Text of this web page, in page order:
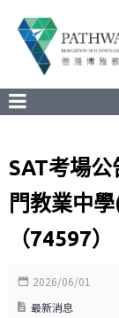
SAT考場
門教業中
（74597）
2026/06/01
最新消息